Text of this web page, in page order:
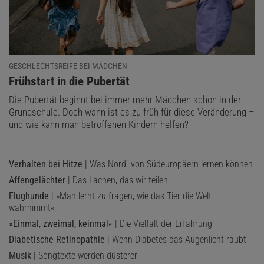
GESCHLECHTSREIFE BEI MÄDCHEN
:
Frühstart in die Pubertät
Die Pubertät beginnt bei immer mehr Mädchen schon in der
Grundschule. Doch wann ist es zu früh für diese Veränderung –
und wie kann man betroffenen Kindern helfen?
Verhalten bei Hitze | Was Nord- von Südeuropäern lernen können
Affengelächter | Das Lachen, das wir teilen
Flughunde | »Man lernt zu fragen, wie das Tier die Welt
wahrnimmt«
»Einmal, zweimal, keinmal« | Die Vielfalt der Erfahrung
Diabetische Retinopathie | Wenn Diabetes das Augenlicht raubt
Musik | Songtexte werden düsterer